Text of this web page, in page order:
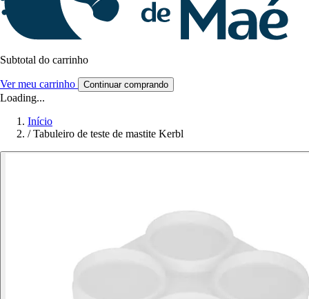
Subtotal do carrinho
Ver meu carrinho Continuar comprando
Loading...
Início
/ Tabuleiro de teste de mastite Kerbl